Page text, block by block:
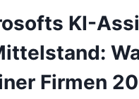
UNTER
50.000
EURO
LOHNT
–
UND
KI-
Firmen